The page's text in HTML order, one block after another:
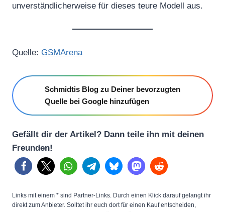
unverständlicherweise für dieses teure Modell aus.
Quelle: GSMArena
Schmidtis Blog zu Deiner bevorzugten
Quelle bei Google hinzufügen
Gefällt dir der Artikel? Dann teile ihn mit deinen
Freunden!
Links mit einem * sind Partner-Links. Durch einen Klick darauf gelangt ihr
direkt zum Anbieter. Solltet ihr euch dort für einen Kauf entscheiden,